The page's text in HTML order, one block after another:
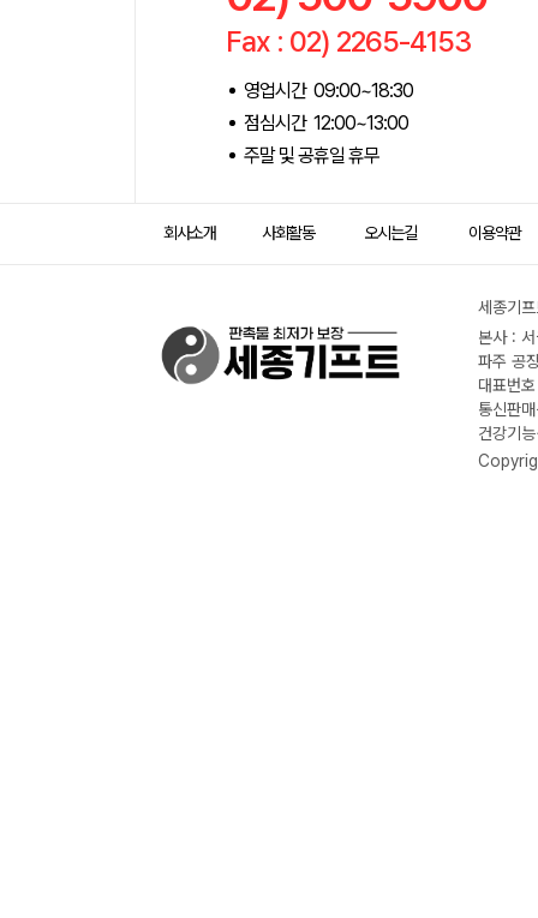
Fax : 02) 2265-4153
영업시간 09:00~18:30
점심시간 12:00~13:00
주말 및 공휴일 휴무
회사소개 사회활동 오시는길 이용약관
세종기
본사 :
파주 공
대표번
통신판
건강기